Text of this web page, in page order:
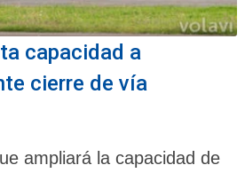
capacidad a
cierre de vía
ampliará la capacidad de